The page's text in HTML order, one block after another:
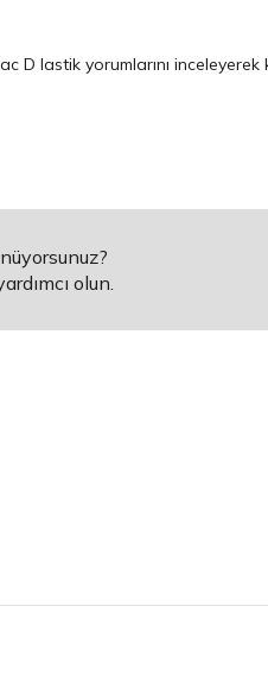
D lastik yorumlarını inceleyerek
olun.